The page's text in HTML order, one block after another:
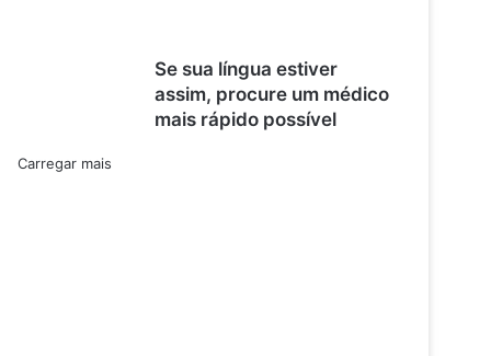
Se sua língua estiver
assim, procure um médico
mais rápido possível
Carregar mais